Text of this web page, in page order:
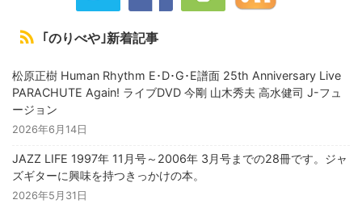
｢のりべや｣新着記事
松原正樹 Human Rhythm E･D･G･E譜面 25th Anniversary Live
PARACHUTE Again! ライブDVD 今剛 山木秀夫 高水健司 J-フュ
ージョン
2026年6月14日
JAZZ LIFE 1997年 11月号～2006年 3月号までの28冊です。ジャ
ズギターに興味を持つきっかけの本。
2026年5月31日